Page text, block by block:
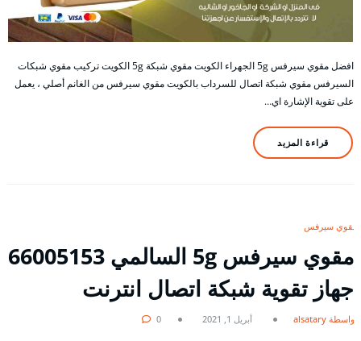
افضل مقوي سيرفس 5g الجهراء الكويت مقوي شبكة 5g الكويت تركيب مقوي شبكات
السيرفس مقوي شبكة اتصال للسرداب بالكويت مقوي سيرفس من الغانم أصلي ، يعمل
على تقوية الإشارة اي…
قراءة المزيد
مقوي سيرفس
مقوي سيرفس 5g السالمي 66005153
جهاز تقوية شبكة اتصال انترنت
بواسطة alsatary أبريل 1, 2021 0